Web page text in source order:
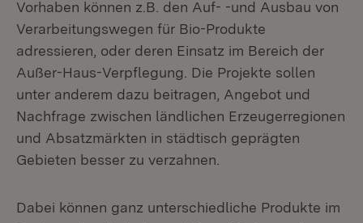
Vorhaben können z.B. den Auf- -und Ausbau von
Verarbeitungswegen für Bio-Produkte
adressieren, oder deren Einsatz im Bereich der
Außer-Haus-Verpflegung. Die Projekte sollen
unter anderem dazu beitragen, Angebot und
Nachfrage zwischen ländlichen Erzeugerregionen
und Absatzmärkten in städtisch geprägten
Gebieten besser zu verzahnen.
Dabei können ganz unterschiedliche Produkte im